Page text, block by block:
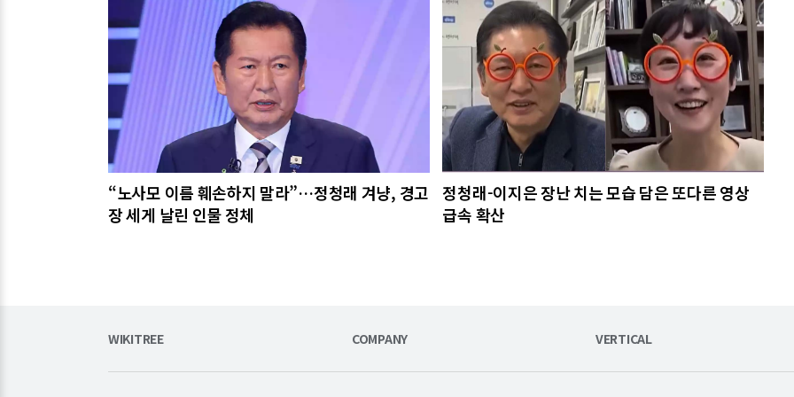
“노사모 이름 훼손하지 말라”…정청래 겨냥, 경고
장 세게 날린 인물 정체
정청래-이지은 장난 치는 모습 담은 또다른 영상
급속 확산
WIKITREE COMPANY VERTICAL